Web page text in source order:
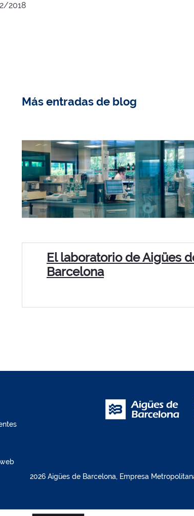
2018
Más entradas de blog
El laboratorio de Aigües
Barcelona
2026 Aigües de Barcelona, Empresa